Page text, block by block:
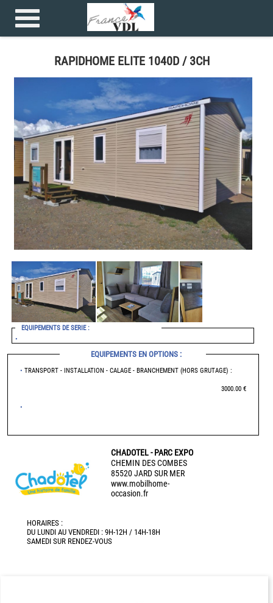
Accueil>Mobilhome > RAPIDHOME ELITE 1040D / 3CH
RAPIDHOME ELITE 1040D / 3CH
EQUIPEMENTS DE SERIE :
•
EQUIPEMENTS EN OPTIONS :
• TRANSPORT - INSTALLATION - CALAGE - BRANCHEMENT (HORS GRUTAGE) :
3000.00 €
•
CHADOTEL - PARC EXPO
CHEMIN DES COMBES
85520 JARD SUR MER
www.mobilhome-
occasion.fr
HORAIRES :
DU LUNDI AU VENDREDI : 9H-12H / 14H-18H
SAMEDI SUR RENDEZ-VOUS